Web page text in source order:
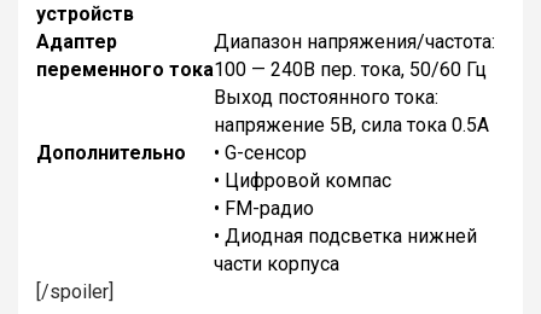
устройств
Адаптер
переменного тока
Диапазон напряжения/частота:
100 — 240В пер. тока, 50/60 Гц
Выход постоянного тока:
напряжение 5В, сила тока 0.5А
Дополнительно
• G-сенсор
• Цифровой компас
• FM-радио
• Диодная подсветка нижней
части корпуса
[/spoiler]